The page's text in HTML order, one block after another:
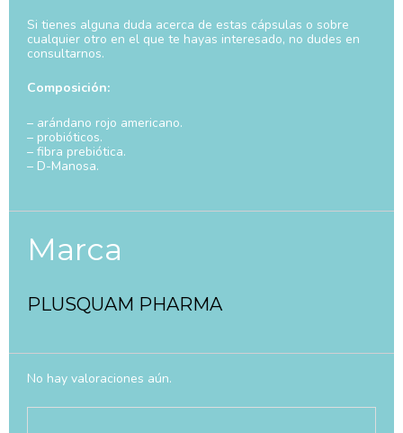
Si tienes alguna duda acerca de estas cápsulas o sobre
cualquier otro en el que te hayas interesado, no dudes en
consultarnos.
Composición:
– arándano rojo americano.
– probióticos.
– fibra prebiótica.
– D-Manosa.
Marca
PLUSQUAM PHARMA
No hay valoraciones aún.